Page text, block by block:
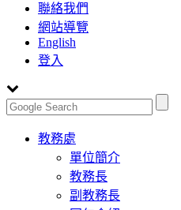
聯絡我們
網站導覽
English
登入
Toggle
navigation
教務處
單位簡介
教務長
副教務長